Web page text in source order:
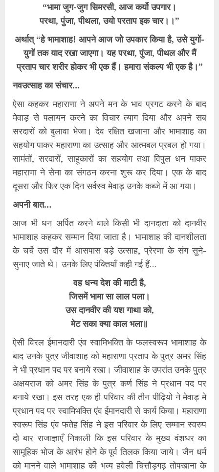
“भामा जुग-जुग सिमरसी, आज कर्यो उपगार।
परथा, पुंजा, पीथला, उयो परताप इक चार।।”
अर्थात् “हे भामाशाह! आपने आज जो उपकार किया है, उसे युगों-
युगों तक याद रखा जाएगा। यह परथा, पुंजा, पीथल और मैं
प्रताप चार शरीर होकर भी एक हैं। हमारा संकल्प भी एक है।”
नवउत्साह का संचार…
ऐसा कहकर महाराणा ने अपने मन के भाव प्रगट करने के बाद
मेवाड़ से पलायन करने का विचार त्याग दिया और अपने सब
सरदारों को बुलावा भेजा। देव रक्षित खजाना और भामाशाह का
सहयोग पाकर महाराणा का उत्साह और आत्मबल प्रबल हो गया।
सामंतों, सरदारों, साहूकारों का सहयोग तथा विपुल धन पाकर
महाराणा ने सेना का संगठन करना शुरू कर दिया। एक के बाद
दूसरा और फिर एक दिन सर्वस्व मेवाड़ उनके कब्जे में आ गया।
अपनी बात…
आज भी धन अर्पित करने वाले किसी भी दानदाता को दानवीर
भामाशाह कहकर सम्मान दिया जाता है। भामाशाह की दानशीलता
के चर्चे उस दौर में आसपास बड़े उत्साह, प्रेरणा के संग सुने-
सुनाए जाते थे। उनके लिए पंक्तियाँ कही गई हैं…
वह धन्य देश की माटी है,
जिसमें भामा सा लाल पला।
उस दानवीर की यश गाथा को,
मेट सका क्या काल भला॥
ऐसी विरल ईमानदारी एंव स्वामिभक्ति के फलस्वरूप भामाशाह के
बाद उनके पुत्र जीवाशाह को महाराणा प्रताप के पुत्र अमर सिंह
ने भी प्रधान पद पर बनाये रखा। जीवाशाह के उपरांत उनके पुत्र
अक्षयराज को अमर सिंह के पुत्र कर्ण सिंह ने प्रधान पद पर
बनाये रखा। इस तरह एक ही परिवार की तीन पीढ़ियो ने मेवाड़ मे
प्रधान पद पर स्वामिभक्ति एंव ईमानदारी से कार्य किया। महाराणा
स्वरूप सिंह एंव फतेह सिंह ने इस परिवार के लिए सम्मान स्वरुप
दो बार राजाज्ञाएँ निकाली कि इस परिवार के मुख्य वंशधर का
सामूहिक भोज के आरंभ होने के पूर्व तिलक किया जाये। जैन धर्म
को मानने वाले भामाशाह की भव्य हवेली चित्तौड़गढ़ तोपखाना के